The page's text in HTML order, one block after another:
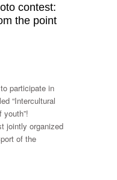
contest:
the point
participate in
“Intercultural
jointly organized
of the